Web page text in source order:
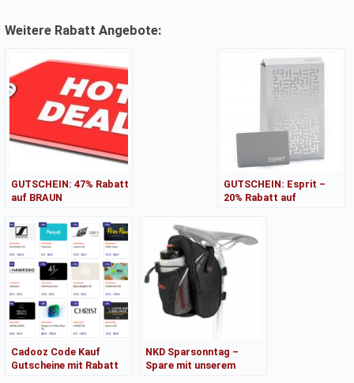
Weitere Rabatt Angebote:
GUTSCHEIN: 47% Rabatt
auf BRAUN
– nur 79,99EUR
GUTSCHEIN: Esprit –
20% Rabatt auf
Cadooz Code Kauf
Gutscheine mit Rabatt
NKD Sparsonntag –
Spare mit unserem